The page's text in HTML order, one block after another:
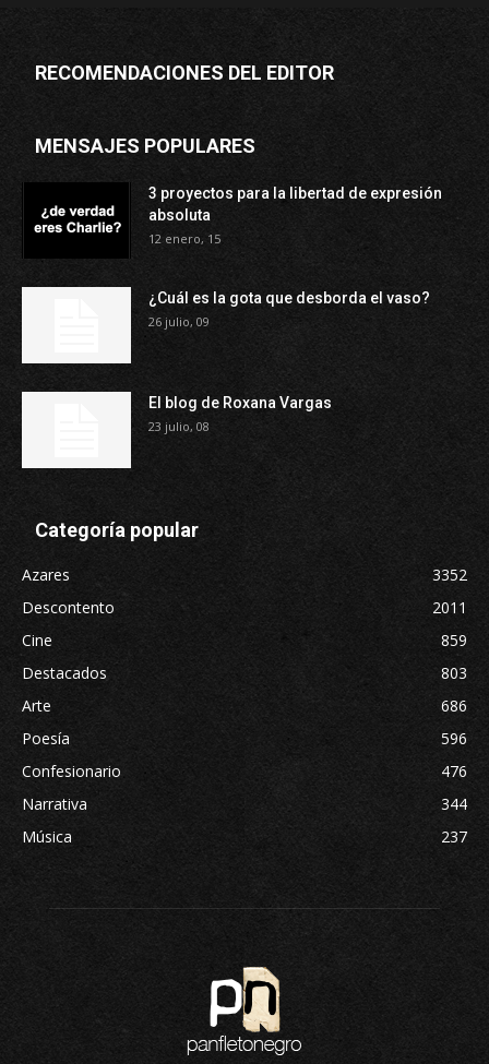
RECOMENDACIONES DEL EDITOR
MENSAJES POPULARES
3 proyectos para la libertad de expresión
absoluta
12 enero, 15
¿Cuál es la gota que desborda el vaso?
26 julio, 09
El blog de Roxana Vargas
23 julio, 08
Categoría popular
Azares
3352
Descontento
2011
Cine
859
Destacados
803
Arte
686
Poesía
596
Confesionario
476
Narrativa
344
Música
237